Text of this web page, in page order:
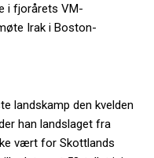
i fjorårets VM-
Irak i Boston-
landskamp den kvelden
han landslaget fra
vært for Skottlands